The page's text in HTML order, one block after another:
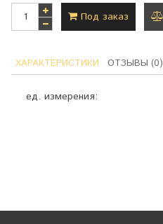
Под заказ
ХАРАКТЕРИСТИКИ ОТЗЫВЫ (0)
ед. измерения: